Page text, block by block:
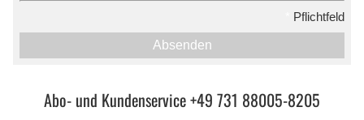
Pflichtfeld
Absenden
Abo- und Kundenservice +49 731 88005-8205